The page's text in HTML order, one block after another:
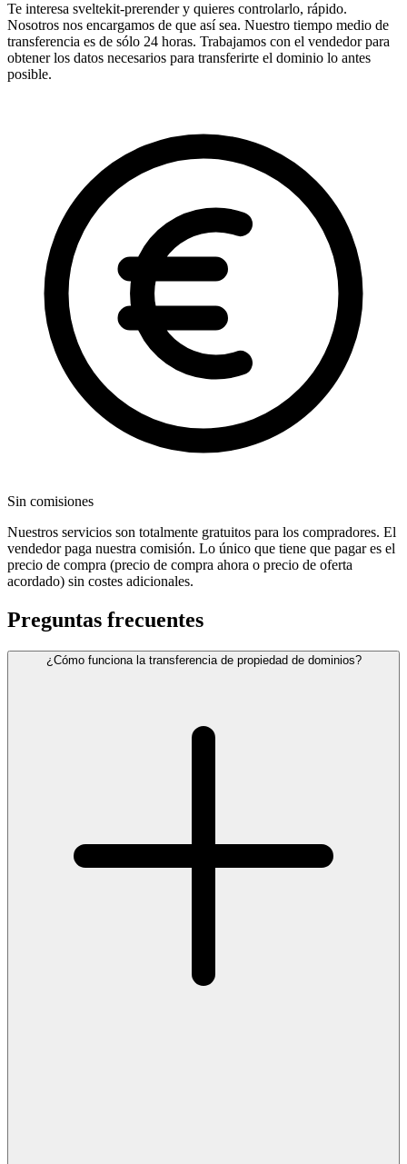
Te interesa sveltekit-prerender y quieres controlarlo, rápido.
Nosotros nos encargamos de que así sea. Nuestro tiempo medio de
transferencia es de sólo 24 horas. Trabajamos con el vendedor para
obtener los datos necesarios para transferirte el dominio lo antes
posible.
Sin comisiones
Nuestros servicios son totalmente gratuitos para los compradores. El
vendedor paga nuestra comisión. Lo único que tiene que pagar es el
precio de compra (precio de compra ahora o precio de oferta
acordado) sin costes adicionales.
Preguntas frecuentes
¿Cómo funciona la transferencia de propiedad de dominios?